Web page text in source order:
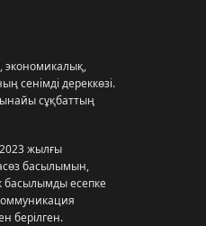
экономикалық,
сенімді дереккөзі.
сұқбаттың
жылғы
басылымын,
басылымды есепке
берілген.